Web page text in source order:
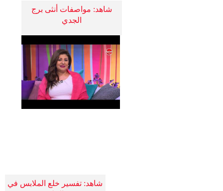
شاهد: مواصفات أنثى برج
الجدي
​شاهد: تفسير خلع الملابس في